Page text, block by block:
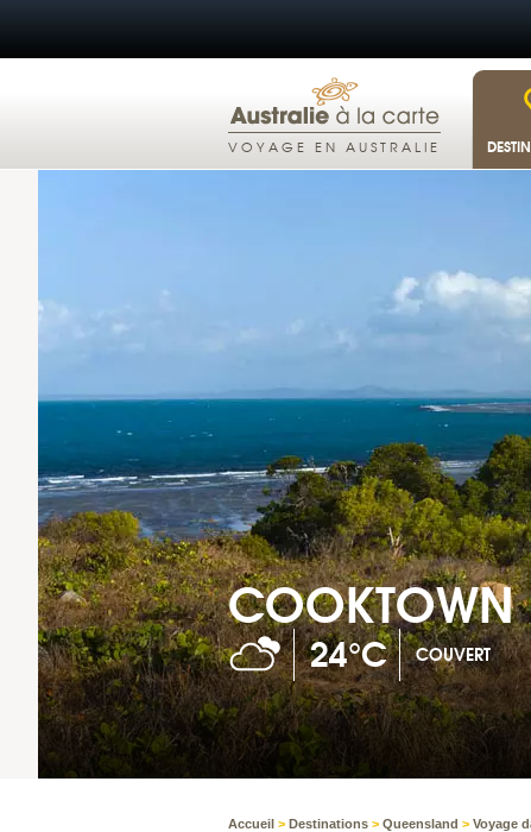
VOYAGE EN AUSTRALIE
COOKTOWN
24°C COUVERT
Accueil > Destinations > Queensland > Voyage